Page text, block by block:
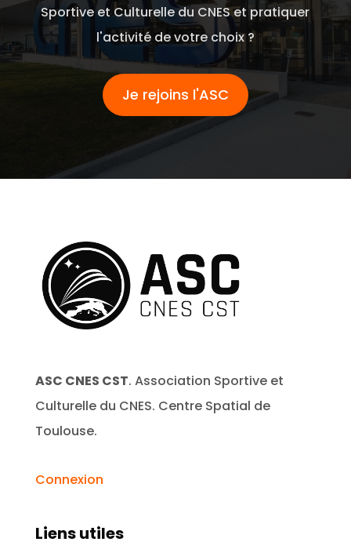
Sportive et Culturelle du CNES et pratiquer
l'activité de votre choix ?
Je rejoins l'ASC
ASC CNES CST. Association Sportive et
Culturelle du CNES. Centre Spatial de
Toulouse.
Connexion
Liens utiles